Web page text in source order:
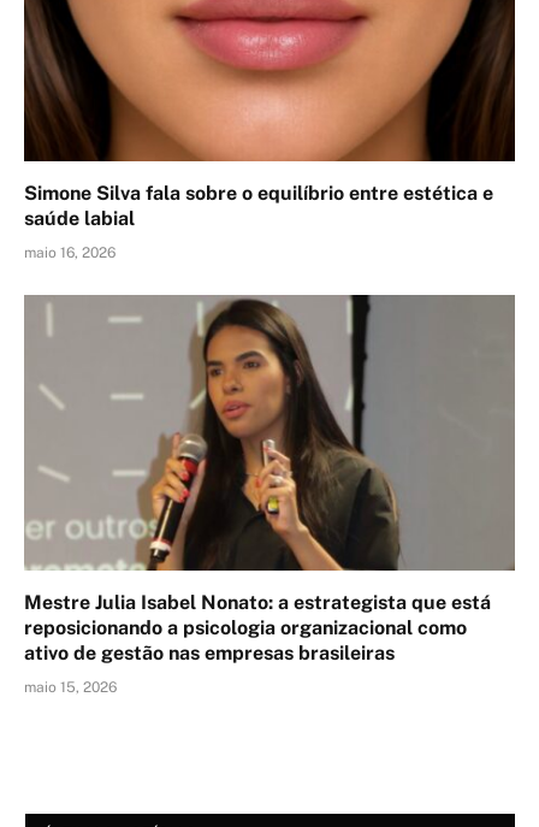
Simone Silva fala sobre o equilíbrio entre estética e
saúde labial
maio 16, 2026
Mestre Julia Isabel Nonato: a estrategista que está
reposicionando a psicologia organizacional como
ativo de gestão nas empresas brasileiras
maio 15, 2026